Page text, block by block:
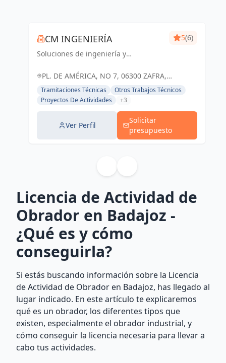
CM INGENIERÍA
Soluciones de ingeniería y
necesidades. Cm Ingeniería, tu socio
5(6)
PL. DE AMÉRICA, NO 7, 06300 ZAFRA,
BADAJOZ, ESPAÑA, España
Tramitaciones Técnicas
Otros Trabajos Técnicos
Proyectos De Actividades
+3
Ver Perfil
Solicitar
presupuesto
Licencia de Actividad de
Obrador en Badajoz -
¿Qué es y cómo
conseguirla?
Si estás buscando información sobre la Licencia
de Actividad de Obrador en Badajoz, has llegado al
lugar indicado. En este artículo te explicaremos
qué es un obrador, los diferentes tipos que
existen, especialmente el obrador industrial, y
cómo conseguir la licencia necesaria para llevar a
cabo tus actividades.